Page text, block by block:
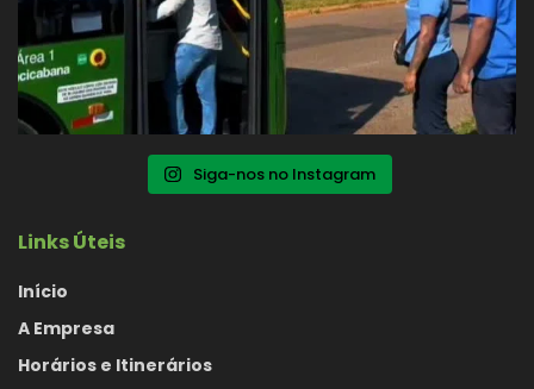
Siga-nos no Instagram
Links Úteis
Início
A Empresa
Horários e Itinerários